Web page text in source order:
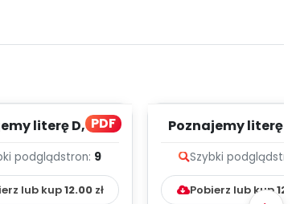
PDF
literę D, cz. 1
podglądstron: 9
lub kup12.00zł
Poznajemy literę E,
Szybki podgląd
Pobierz lub kup